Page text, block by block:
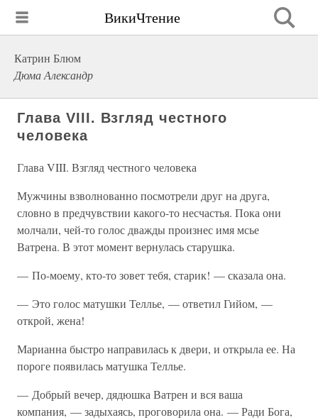
ВикиЧтение
Катрин Блюм
Дюма Александр
Глава VIII. Взгляд честного
человека
Глава VIII. Взгляд честного человека
Мужчины взволнованно посмотрели друг на друга,
словно в предчувствии какого-то несчастья. Пока они
молчали, чей-то голос дважды произнес имя мсье
Ватрена. В этот момент вернулась старушка.
— По-моему, кто-то зовет тебя, старик! — сказала она.
— Это голос матушки Теллье, — ответил Гийом, —
открой, жена!
Марианна быстро направилась к двери, и открыла ее. На
пороге появилась матушка Теллье.
— Добрый вечер, дядюшка Ватрен и вся ваша
компания, — задыхаясь, проговорила она. — Ради Бога,